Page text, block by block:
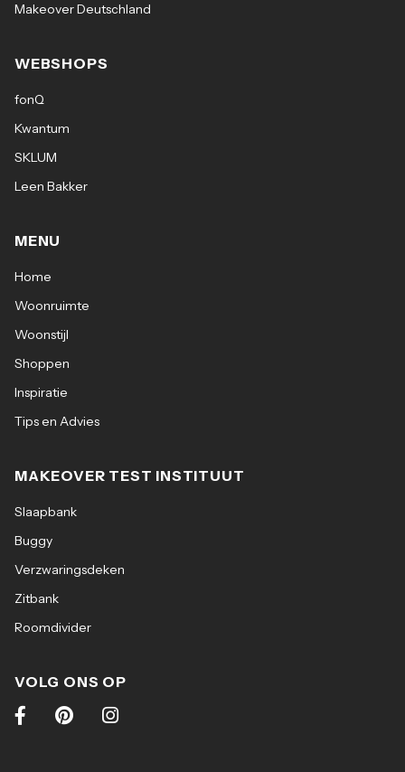
Makeover Deutschland
WEBSHOPS
fonQ
Kwantum
SKLUM
Leen Bakker
MENU
Home
Woonruimte
Woonstijl
Shoppen
Inspiratie
Tips en Advies
MAKEOVER TEST INSTITUUT
Slaapbank
Buggy
Verzwaringsdeken
Zitbank
Roomdivider
VOLG ONS OP